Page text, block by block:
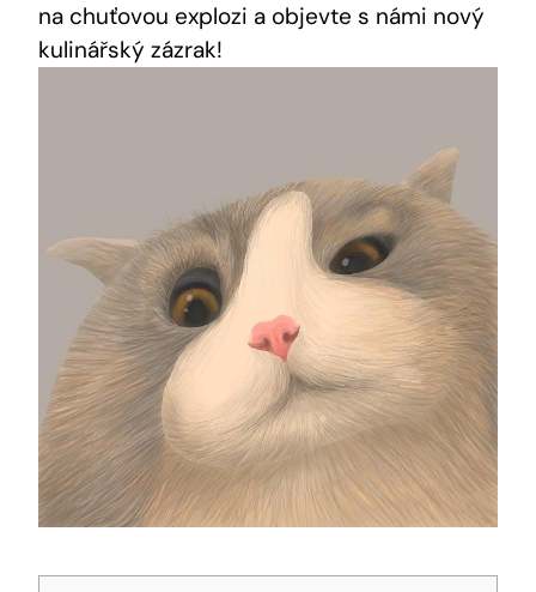
na chuťovou explozi a objevte s námi nový
kulinářský zázrak!